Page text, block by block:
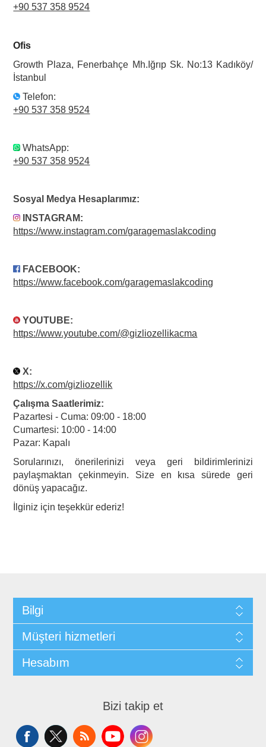
+90 537 358 9524
Ofis
Growth Plaza, Fenerbahçe Mh.Iğrıp Sk. No:13 Kadıköy/
İstanbul
Telefon:
+90 537 358 9524
WhatsApp:
+90 537 358 9524
Sosyal Medya Hesaplarımız:
INSTAGRAM:
https://www.instagram.com/garagemaslakcoding
FACEBOOK:
https://www.facebook.com/garagemaslakcoding
YOUTUBE:
https://www.youtube.com/@gizliozellikacma
X:
https://x.com/gizliozellik
Çalışma Saatlerimiz:
Pazartesi - Cuma: 09:00 - 18:00
Cumartesi: 10:00 - 14:00
Pazar: Kapalı
Sorularınızı, önerilerinizi veya geri bildirimlerinizi
paylaşmaktan çekinmeyin. Size en kısa sürede geri
dönüş yapacağız.
İlginiz için teşekkür ederiz!
Bilgi
Müşteri hizmetleri
Hesabım
Bizi takip et